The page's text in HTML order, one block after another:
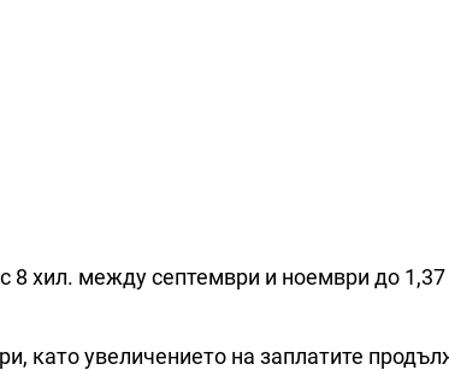
8 хил. между септември и ноември до
като увеличението на заплатите